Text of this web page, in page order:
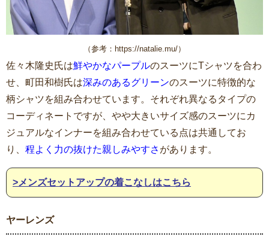
（参考：https://natalie.mu/）
佐々木隆史氏は鮮やかなパープルのスーツにTシャツを合わ
せ、町田和樹氏は深みのあるグリーンのスーツに特徴的な
柄シャツを組み合わせています。それぞれ異なるタイプの
コーディネートですが、やや大きいサイズ感のスーツにカ
ジュアルなインナーを組み合わせている点は共通してお
り、 程よく力の抜けた親しみやすさ があります。
>メンズセットアップの着こなしはこちら
ヤーレンズ